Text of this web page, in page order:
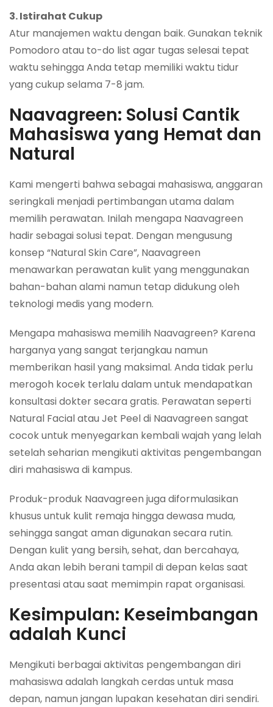
3. Istirahat Cukup
Atur manajemen waktu dengan baik. Gunakan teknik
Pomodoro atau to-do list agar tugas selesai tepat
waktu sehingga Anda tetap memiliki waktu tidur
yang cukup selama 7-8 jam.
Naavagreen: Solusi Cantik
Mahasiswa yang Hemat dan
Natural
Kami mengerti bahwa sebagai mahasiswa, anggaran
seringkali menjadi pertimbangan utama dalam
memilih perawatan. Inilah mengapa Naavagreen
hadir sebagai solusi tepat. Dengan mengusung
konsep “Natural Skin Care”, Naavagreen
menawarkan perawatan kulit yang menggunakan
bahan-bahan alami namun tetap didukung oleh
teknologi medis yang modern.
Mengapa mahasiswa memilih Naavagreen? Karena
harganya yang sangat terjangkau namun
memberikan hasil yang maksimal. Anda tidak perlu
merogoh kocek terlalu dalam untuk mendapatkan
konsultasi dokter secara gratis. Perawatan seperti
Natural Facial atau Jet Peel di Naavagreen sangat
cocok untuk menyegarkan kembali wajah yang lelah
setelah seharian mengikuti aktivitas pengembangan
diri mahasiswa di kampus.
Produk-produk Naavagreen juga diformulasikan
khusus untuk kulit remaja hingga dewasa muda,
sehingga sangat aman digunakan secara rutin.
Dengan kulit yang bersih, sehat, dan bercahaya,
Anda akan lebih berani tampil di depan kelas saat
presentasi atau saat memimpin rapat organisasi.
Kesimpulan: Keseimbangan
adalah Kunci
Mengikuti berbagai aktivitas pengembangan diri
mahasiswa adalah langkah cerdas untuk masa
depan, namun jangan lupakan kesehatan diri sendiri.